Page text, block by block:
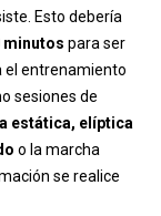
Esto debería
minutos para ser
el entrenamiento
sesiones de
estática, elíptica
o la marcha
se realice